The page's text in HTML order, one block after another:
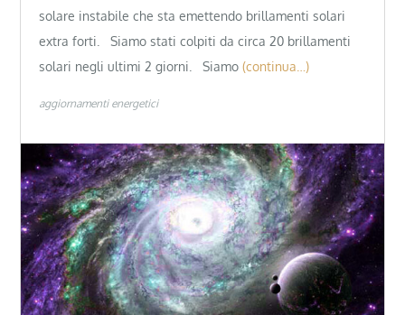
solare instabile che sta emettendo brillamenti solari
extra forti. Siamo stati colpiti da circa 20 brillamenti
solari negli ultimi 2 giorni. Siamo (continua…)
aggiornamenti energetici